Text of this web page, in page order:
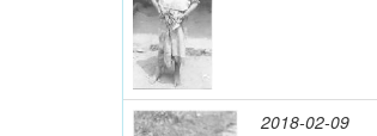
2018-02-09